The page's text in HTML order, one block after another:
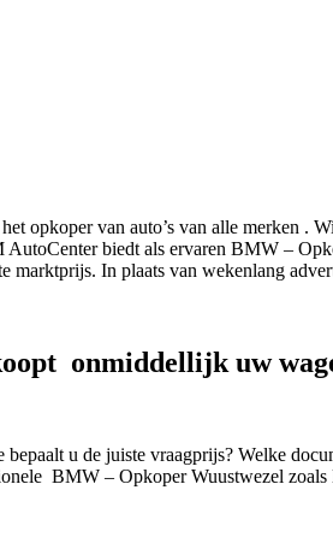
opkoper van auto’s van alle merken .
biedt als ervaren BMW –
marktprijs. In plaats van wekenlang
onmiddellijk uw
u de juiste vraagprijs? Welke
BMW – Opkoper Wuustwezel